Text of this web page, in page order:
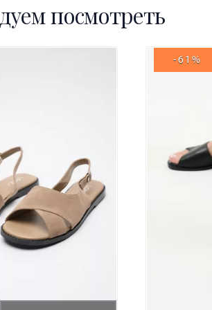
посмотреть
-61%